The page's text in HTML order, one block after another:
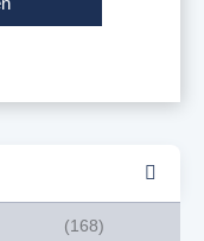
(168)